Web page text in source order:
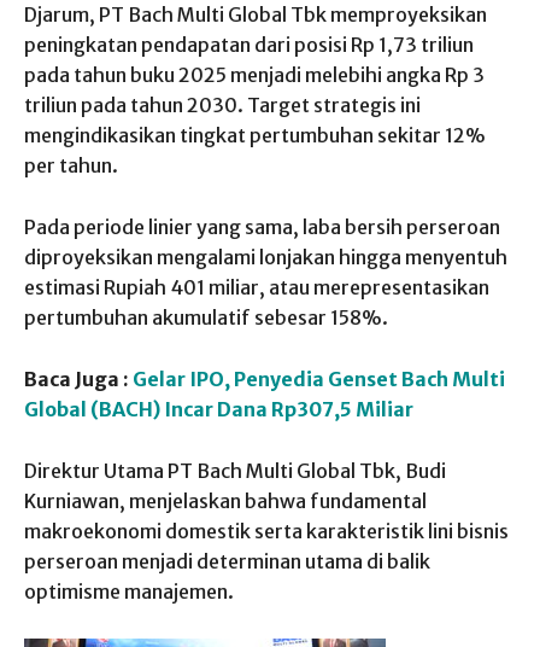
Djarum, PT Bach Multi Global Tbk memproyeksikan
peningkatan pendapatan dari posisi Rp 1,73 triliun
pada tahun buku 2025 menjadi melebihi angka Rp 3
triliun pada tahun 2030. Target strategis ini
mengindikasikan tingkat pertumbuhan sekitar 12%
per tahun.
Pada periode linier yang sama, laba bersih perseroan
diproyeksikan mengalami lonjakan hingga menyentuh
estimasi Rupiah 401 miliar, atau merepresentasikan
pertumbuhan akumulatif sebesar 158%.
Baca Juga : Gelar IPO, Penyedia Genset Bach Multi
Global (BACH) Incar Dana Rp307,5 Miliar
Direktur Utama PT Bach Multi Global Tbk, Budi
Kurniawan, menjelaskan bahwa fundamental
makroekonomi domestik serta karakteristik lini bisnis
perseroan menjadi determinan utama di balik
optimisme manajemen.